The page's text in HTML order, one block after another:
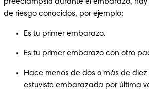
preeclampsia durante el embarazo,
de riesgo conocidos, por ejemplo:
Es tu primer embarazo.
Es tu primer embarazo con otro
Hace menos de dos o más de
estuviste embarazada por última